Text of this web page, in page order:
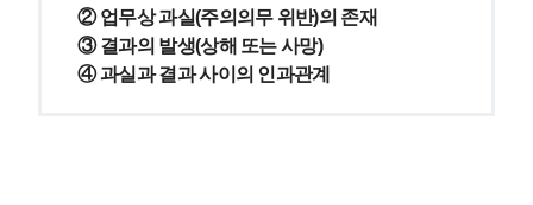
② 업무상 과실(주의의무 위반)의 존재
③ 결과의 발생(상해 또는 사망)
④ 과실과 결과 사이의 인과관계